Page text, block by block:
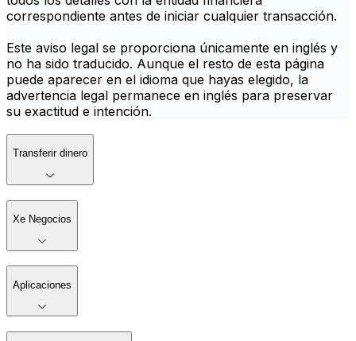
correspondiente antes de iniciar cualquier transacción.
Este aviso legal se proporciona únicamente en inglés y
no ha sido traducido. Aunque el resto de esta página
puede aparecer en el idioma que hayas elegido, la
advertencia legal permanece en inglés para preservar
su exactitud e intención.
Transferir dinero
Xe Negocios
Aplicaciones